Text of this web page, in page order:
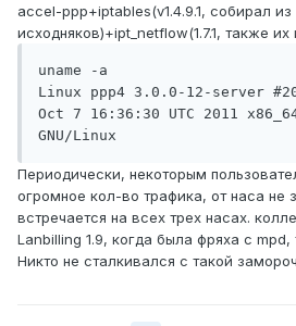
accel-ppp+iptables(v1.4.9.1, собирал из
исходняков)+ipt_netflow(1.7.1, также их
uname -a
Linux ppp4 3.0.0-12-server
Oct 7 16:36:30 UTC 2011
Периодически, некоторым
огромное кол-во трафика, от наса не
встречается на всех трех насах.
Lanbilling 1.9, когда была фряха с
Никто не сталкивался с такой